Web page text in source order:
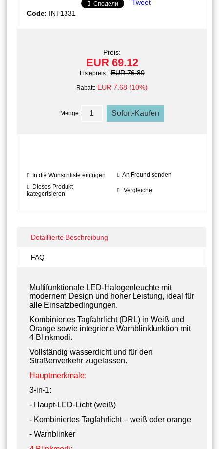
Сподели
Tweet
Code: INT1331
Preis:
EUR 69.12
Listepreis: EUR 76.80
Rabatt: EUR 7.68 (10%)
Menge:
In die Wunschliste einfügen
An Freund senden
Dieses Produkt
kategorisieren
Vergleiche
Detaillierte Beschreibung
FAQ
Multifunktionale LED-Halogenleuchte mit
modernem Design und hoher Leistung, ideal für
alle Einsatzbedingungen.
Kombiniertes Tagfahrlicht (DRL) in Weiß und
Orange sowie integrierte Warnblinkfunktion mit
4 Blinkmodi.
Vollständig wasserdicht und für den
Straßenverkehr zugelassen.
Hauptmerkmale:
3-in-1:
- Haupt-LED-Licht (weiß)
- Kombiniertes Tagfahrlicht – weiß oder orange
- Warnblinker